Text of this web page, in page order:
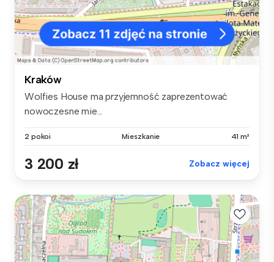
Kraków
Wolfies House ma przyjemność zaprezentować
nowoczesne mie...
2 pokoi Mieszkanie 41 m²
3 200 zł Zobacz więcej